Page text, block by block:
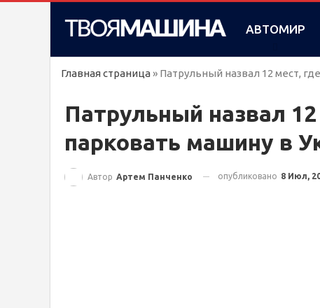
АВТОМИР
Главная страница » Патрульный назвал 12 мест,
Патрульный назвал
парковать машину в
Автор Артем Панченко опубликовано 8 Июл,